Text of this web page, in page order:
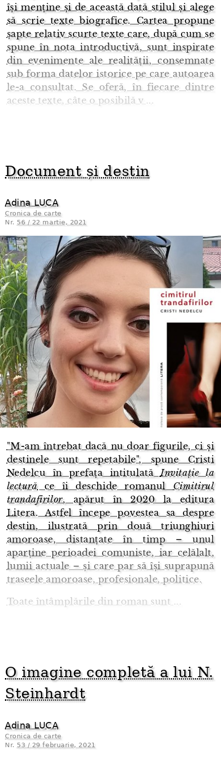
își menține și de această dată stilul și alege
să scrie texte biografice. Cartea propune
șapte relativ scurte texte care, după cum se
spune în nota introductivă, sunt inspirate
din evenimente ale realității, consemnate
sub forma datelor istorice pe care autoarea
le-a consultat. Se oferă, în fiecare dintre
aceste texte, câte o posibilă v ...
Document și destin
Adina LUCA
Cronica de carte
Nr. 56 / 22 martie, 2021
"M-am întrebat dacă nu doar figurile, ci și
destinele sunt repetabile", spune Cristi
Nedelcu în prefața intitulatăInvitație la
lecturăce îi deschide romanul Cimitirul
trandafirilor, apărut în 2020 la editura
Litera. Astfel începe povestea sa despre
destin, ilustrată prin două triunghiuri
amoroase, distanțate în timp – unul
aparține perioadei comuniste, iar celălalt,
lumii actuale – și care par să își suprapună
traseele amoroase, profesionale, politice.
Toate întâmplările din roman sunt ...
O imagine completă a lui N.
Steinhardt
Adina LUCA
Cronica de carte
Nr. 53 / 29 februarie, 2021